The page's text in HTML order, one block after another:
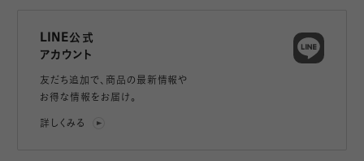
LINE公式
アカウント
友だち追加で、 商品の最新情報や
お得な情報をお届け。
詳しくみる